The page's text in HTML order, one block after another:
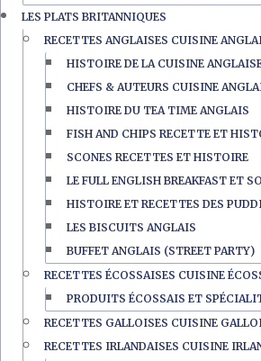
LES PLATS BRITANNIQUES
RECETTES ANGLAISES CUISINE
HISTOIRE DE LA CUISINE
CHEFS & AUTEURS CUISINE
HISTOIRE DU TEA TIME ANGLAIS
FISH AND CHIPS RECETTE ET
SCONES RECETTES ET HISTOIRE
LE FULL ENGLISH BREAKFAST ET
HISTOIRE ET RECETTES DES
LES BISCUITS ANGLAIS
BUFFET ANGLAIS (STREET PARTY)
RECETTES ÉCOSSAISES CUISINE
PRODUITS ÉCOSSAIS ET
RECETTES GALLOISES CUISINE
RECETTES IRLANDAISES CUISINE